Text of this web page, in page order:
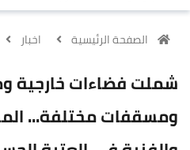
الصفحة الرئيسية اخبار
شملت فضاءات خارجية
ومسقفات مختلفة...